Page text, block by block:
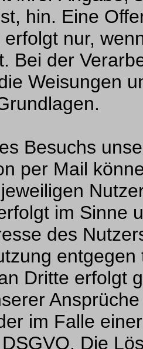
hin. Eine
nur,
Bei der
Weisungen
Besuchs
per Mail
im Sinne
des
Dritte erfolgt
im Falle
Die